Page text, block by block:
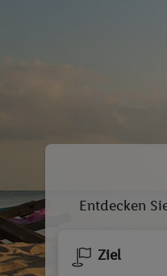
Entdecken
Ziel